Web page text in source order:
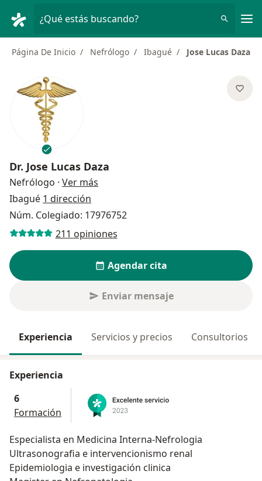
¿Qué estás buscando?
Página De Inicio Nefrólogo Ibagué Jose Lucas Daza
Dr. Jose Lucas Daza
Nefrólogo · Ver más
Ibagué 1 dirección
Núm. Colegiado: 17976752
211 opiniones
Agendar cita
Enviar mensaje
Experiencia Servicios y precios Consultorios
Experiencia
6
Formación
Especialista en Medicina Interna-Nefrologia
Ultrasonografia e intervencionismo renal
Epidemiologia e investigación clinica